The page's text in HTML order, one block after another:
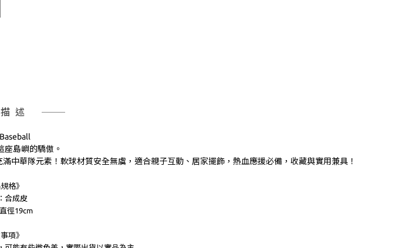
述
座島嶼的驕傲。
中華隊元素！軟球材質安全無虞，適合親子互動、居家擺飾，熱血應援必備，收藏與實用兼具！
格》
合成皮
徑19cm
項》